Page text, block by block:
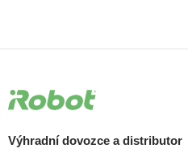
Výhradní dovozce a distributor